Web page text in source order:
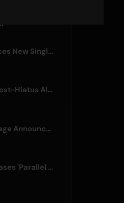
=LOVE Announces New Single 'Koi, Hajimemashita.' and Tokyo Dome Concerts
AliA Releases Post-Hiatus Album 'mate', Announces Tokyo Live
ShowMinorSavage Announces New Digital Single 'Gradation'
BILLY BOO Releases 'Parallel Night-EP' Featuring TV Drama Theme Song